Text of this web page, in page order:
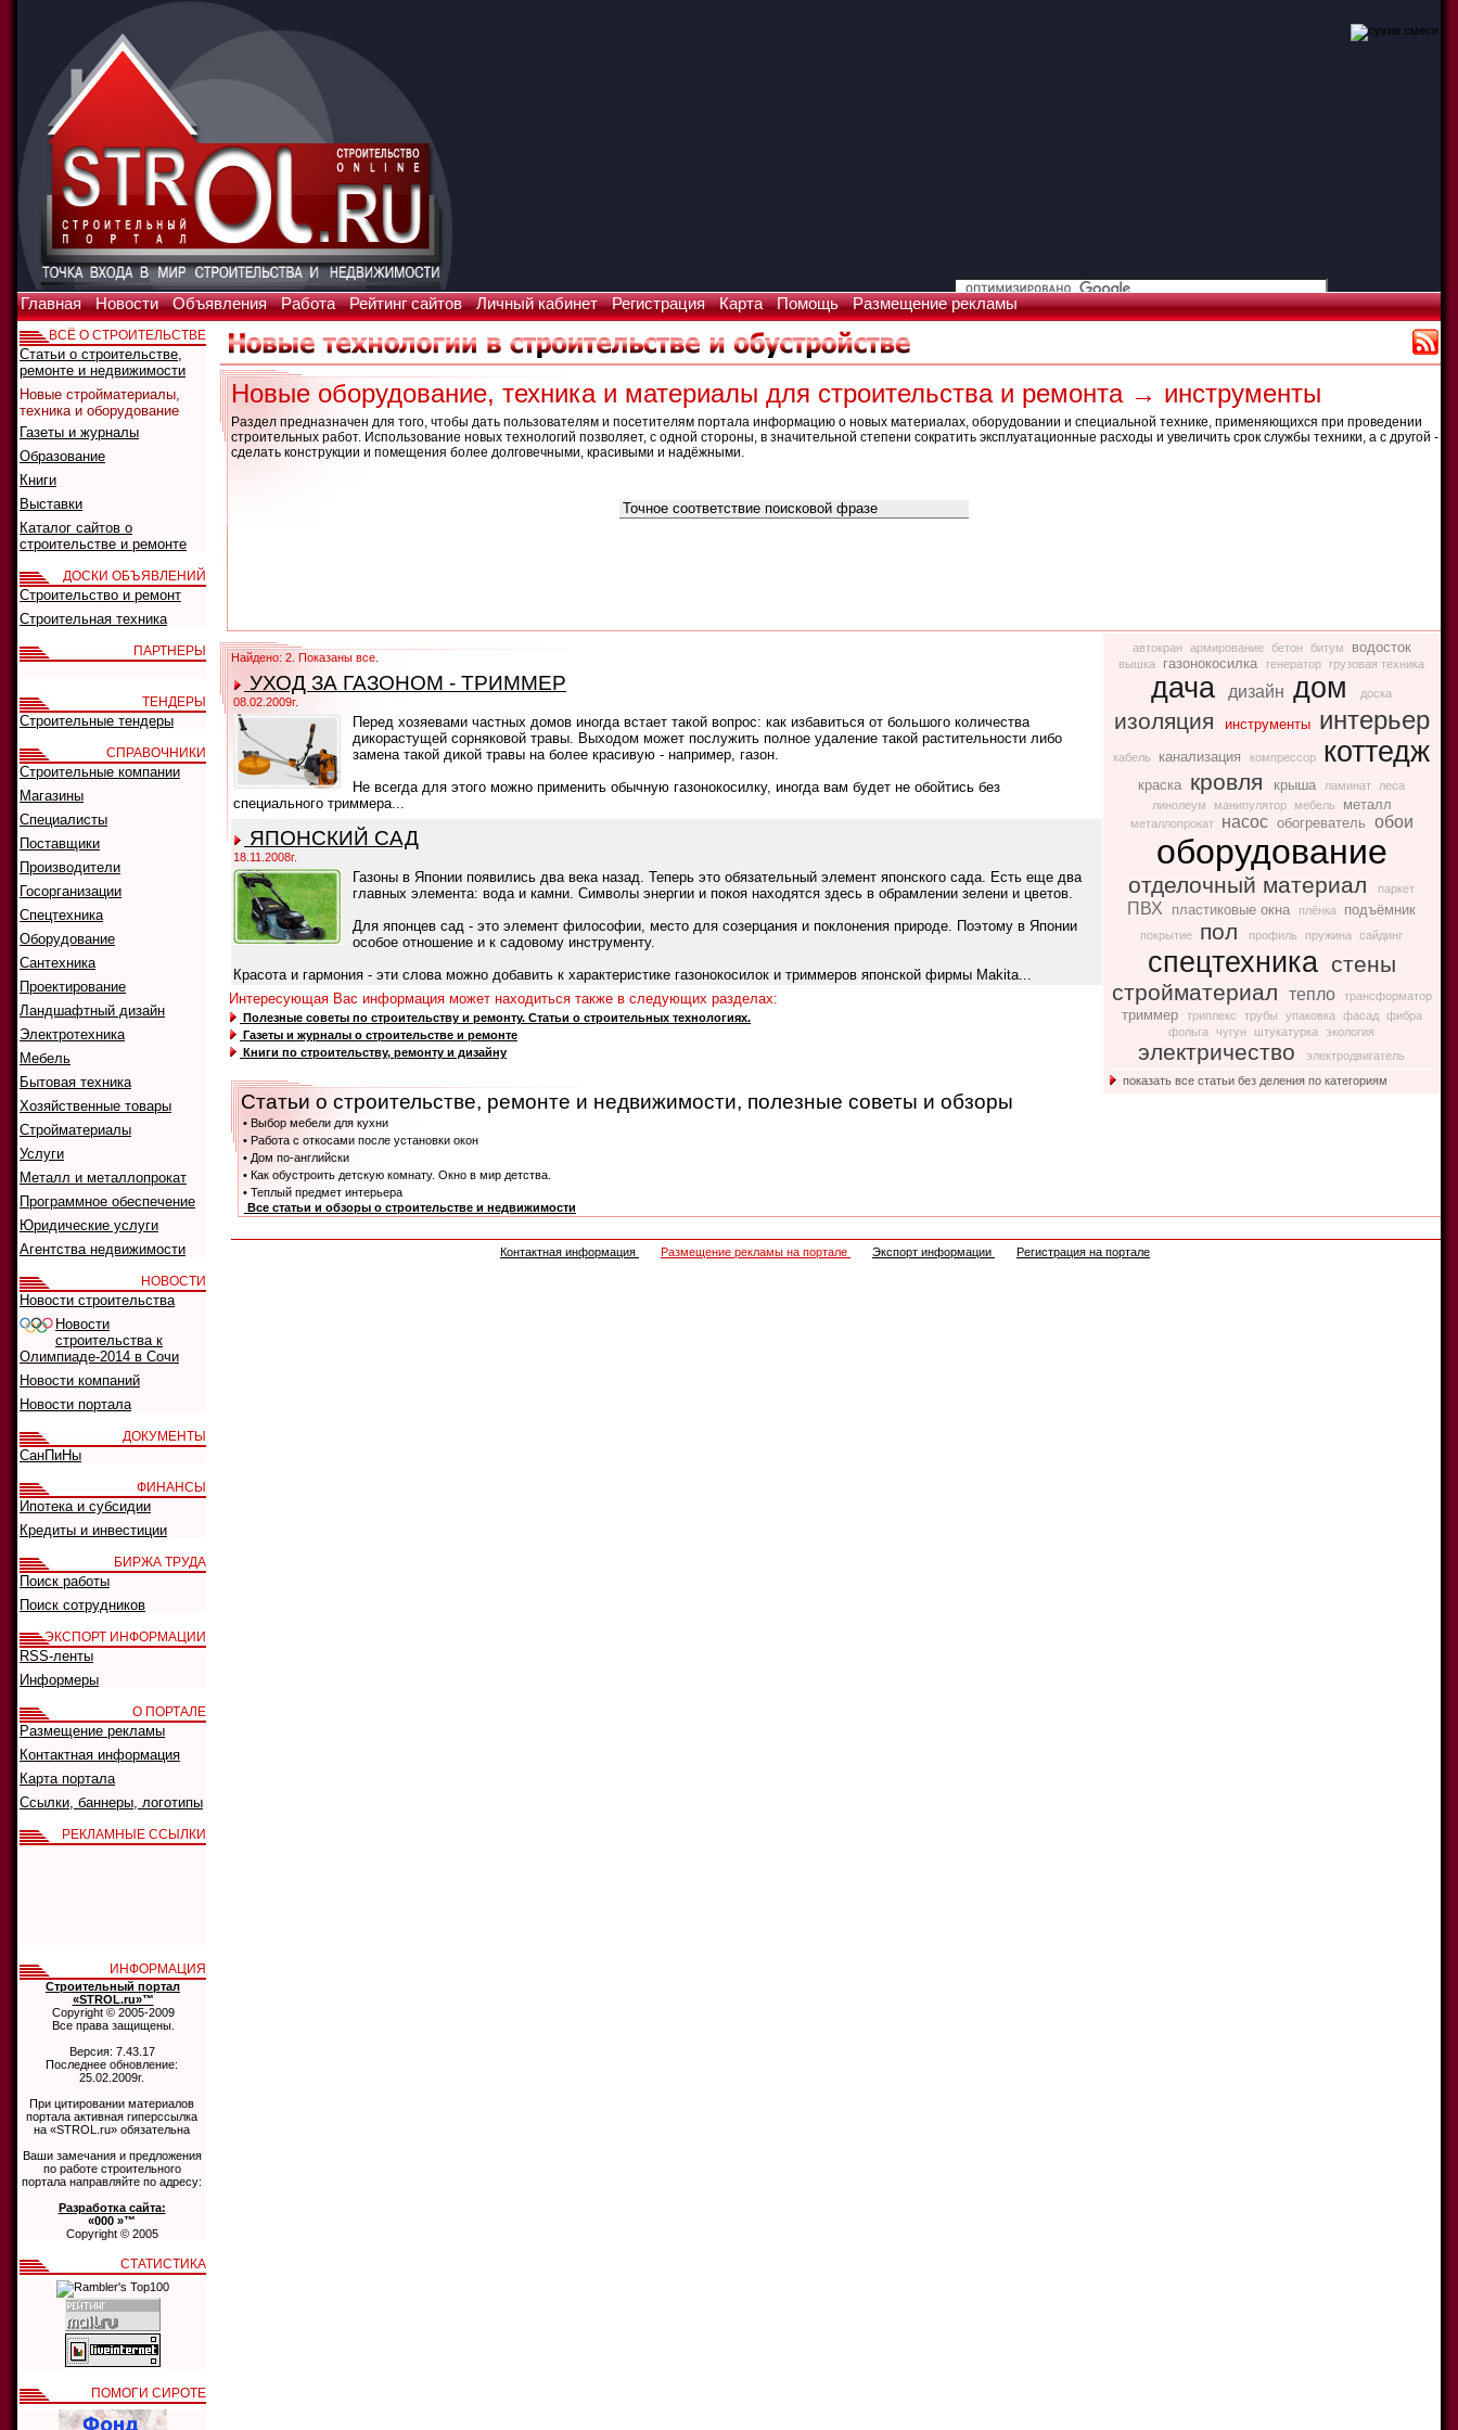
Главная Новости Объявления Работа Рейтинг сайтов Личный кабинет Регистрация Карта Помощь Размещение рекламы
Новые оборудование, техника и материалы для строительства и ремонта → инструменты
Раздел предназначен для того, чтобы дать пользователям и посетителям портала информацию о новых материалах, оборудовании и специальной технике, применяющихся при проведении
строительных работ. Использование новых технологий позволяет, с одной стороны, в значительной степени сократить эксплуатационные расходы и увеличить срок службы техники, а с другой -
сделать конструкции и помещения более долговечными, красивыми и надёжными.
автокран армирование бетон битум водосток
вышка газонокосилка генератор грузовая техника
дача дизайн дом доска
изоляция инструменты интерьер
кабель канализация компрессор коттедж
краска кровля крыша ламинат
леса
линолеум
манипулятор мебель металл
металлопрокат насос обогреватель обои
оборудование
отделочный материал паркет
ПВХ пластиковые окна плёнка подъёмник
покрытие пол профиль пружина сайдинг
спецтехника стены
стройматериал
тепло трансформатор
триммер триплекс трубы упаковка фасад фибра
фольга
чугун штукатурка экология
электричество
электродвигатель
показать все статьи без деления по категориям
Найдено: 2. Показаны все.
УХОД ЗА ГАЗОНОМ - ТРИММЕР
08.02.2009г.
Перед хозяевами частных домов иногда встает такой вопрос: как избавиться от большого количества
дикорастущей сорняковой травы. Выходом может послужить полное удаление такой растительности либо
замена такой дикой травы на более красивую - например, газон.
Не всегда для этого можно применить обычную газонокосилку, иногда вам будет не обойтись без
специального триммера...
ЯПОНСКИЙ САД
18.11.2008г.
Газоны в Японии появились два века назад. Теперь это обязательный элемент японского сада. Есть еще два
главных элемента: вода и камни. Символы энергии и покоя находятся здесь в обрамлении зелени и цветов.
Для японцев сад - это элемент философии, место для созерцания и поклонения природе. Поэтому в Японии
особое отношение и к садовому инструменту.
Красота и гармония - эти слова можно добавить к характеристике газонокосилок и триммеров японской фирмы Makita...
Интересующая Вас информация может находиться также в следующих разделах:
Полезные советы по строительству и ремонту. Статьи о строительных технологиях.
Газеты и журналы о строительстве и ремонте
Книги по строительству, ремонту и дизайну
Статьи о строительстве, ремонте и недвижимости, полезные советы и обзоры
• Выбор мебели для кухни
• Работа с откосами после установки окон
• Дом по-английски
• Как обустроить детскую комнату. Окно в мир детства.
• Теплый предмет интерьера
Все статьи и обзоры о строительстве и недвижимости
Контактная информация Размещение рекламы на портале Экспорт информации Регистрация на портале
ВСЁ О СТРОИТЕЛЬСТВЕ
Статьи о строительстве,
ремонте и недвижимости
Новые стройматериалы,
техника и оборудование
Газеты и журналы
Образование
Книги
Выставки
Каталог сайтов о
строительстве и ремонте
ДОСКИ ОБЪЯВЛЕНИЙ
Строительство и ремонт
Строительная техника
ПАРТНЕРЫ
ТЕНДЕРЫ
Строительные тендеры
СПРАВОЧНИКИ
Строительные компании
Магазины
Специалисты
Поставщики
Производители
Госорганизации
Спецтехника
Оборудование
Сантехника
Проектирование
Ландшафтный дизайн
Электротехника
Мебель
Бытовая техника
Хозяйственные товары
Стройматериалы
Услуги
Металл и металлопрокат
Программное обеспечение
Юридические услуги
Агентства недвижимости
НОВОСТИ
Новости строительства
Новости
строительства к
Олимпиаде-2014 в Сочи
Новости компаний
Новости портала
ДОКУМЕНТЫ
СанПиНы
ФИНАНСЫ
Ипотека и субсидии
Кредиты и инвестиции
БИРЖА ТРУДА
Поиск работы
Поиск сотрудников
ЭКСПОРТ ИНФОРМАЦИИ
RSS-ленты
Информеры
О ПОРТАЛЕ
Размещение рекламы
Контактная информация
Карта портала
Ссылки, баннеры, логотипы
РЕКЛАМНЫЕ ССЫЛКИ
ИНФОРМАЦИЯ
Строительный портал
«STROL.ru»™
Copyright © 2005-2009
Все права защищены.
Версия: 7.43.17
Последнее обновление:
25.02.2009г.
При цитировании материалов
портала активная гиперссылка
на «STROL.ru» обязательна
Ваши замечания и предложения
по работе строительного
портала направляйте по адресу:
Разработка сайта:
«000 »™
Copyright © 2005
СТАТИСТИКА
ПОМОГИ СИРОТЕ